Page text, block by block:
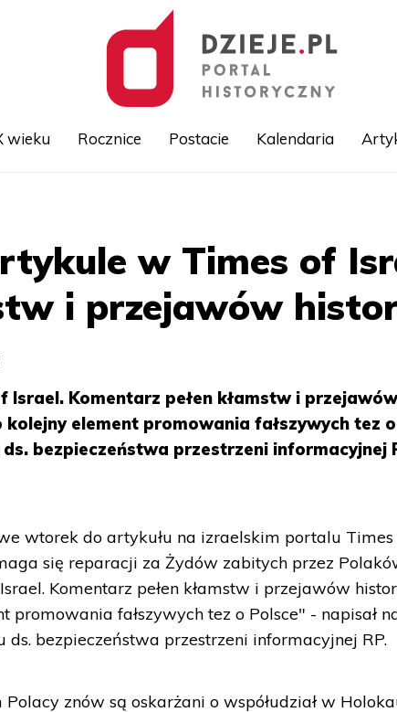
wieku Rocznice Postacie Kalendaria
w Times of
i przejawów
Israel. Komentarz pełen kłamstw i
element promowania fałszywych tez
ds. bezpieczeństwa przestrzeni informacyjnej
wtorek do artykułu na izraelskim portalu
się reparacji za Żydów zabitych przez
Komentarz pełen kłamstw i przejawów
promowania fałszywych tez o Polsce" - napisał
ds. bezpieczeństwa przestrzeni informacyjnej RP.
znów są oskarżani o współudział w